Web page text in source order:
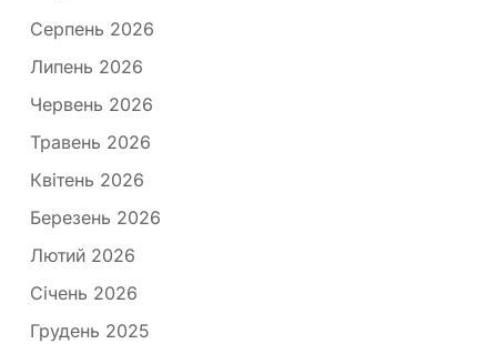
Серпень 2026
Липень 2026
Червень 2026
Травень 2026
Квітень 2026
Березень 2026
Лютий 2026
Січень 2026
Грудень 2025